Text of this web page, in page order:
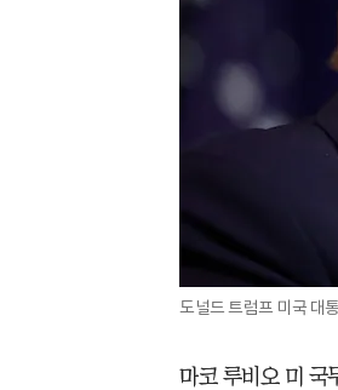
도널드 트럼프 미국 대
마코 루비오 미 국